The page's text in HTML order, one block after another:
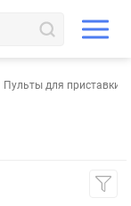
Пульты для приставки